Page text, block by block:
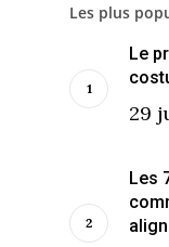
Les plus
Le
29
Les